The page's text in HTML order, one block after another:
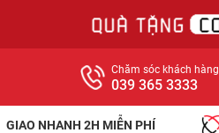
Chăm sóc khách hàng
039 365 3333
GIAO NHANH 2H MIỄN PHÍ